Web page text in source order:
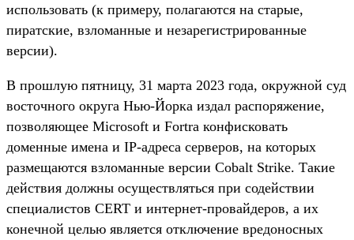
использовать (к примеру, полагаются на старые,
пиратские, взломанные и незарегистрированные
версии).
В прошлую пятницу, 31 марта 2023 года, окружной суд
восточного округа Нью-Йорка издал распоряжение,
позволяющее Microsoft и Fortra конфисковать
доменные имена и IP-адреса серверов, на которых
размещаются взломанные версии Cobalt Strike. Такие
действия должны осуществляться при содействии
специалистов CERT и интернет-провайдеров, а их
конечной целью является отключение вредоносных